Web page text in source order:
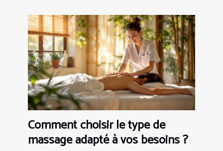
Comment choisir le type de
massage adapté à vos besoins ?